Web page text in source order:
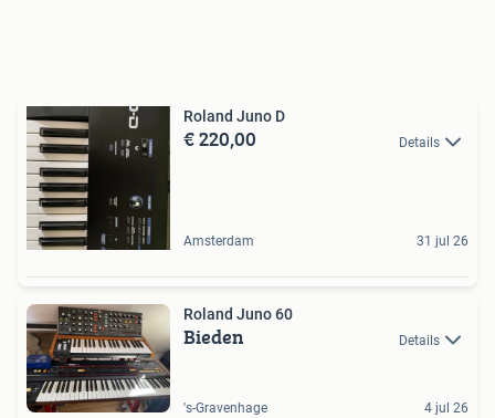
Roland Juno D
€ 220,00 Details
Amsterdam 31 jul 26
Roland Juno 60
Bieden Details
's-Gravenhage 4 jul 26